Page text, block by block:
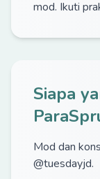
mod. Ikuti
Siapa
Mod dan
@tuesdayjd.